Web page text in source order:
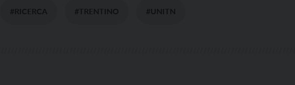
#RICERCA #TRENTINO #UNITN